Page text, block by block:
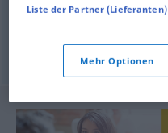
Liste der Partner (Lieferanten)
Mehr Optionen